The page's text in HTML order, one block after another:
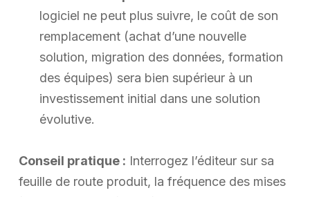
logiciel ne peut plus suivre, le coût de son
remplacement (achat d’une nouvelle
solution, migration des données, formation
des équipes) sera bien supérieur à un
investissement initial dans une solution
évolutive.
Conseil pratique : Interrogez l’éditeur sur sa
feuille de route produit, la fréquence des mises